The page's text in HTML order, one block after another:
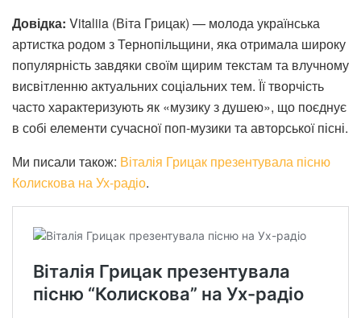
Довідка: Vitaliia (Віта Грицак) — молода українська
артистка родом з Тернопільщини, яка отримала широку
популярність завдяки своїм щирим текстам та влучному
висвітленню актуальних соціальних тем. Її творчість
часто характеризують як «музику з душею», що поєднує
в собі елементи сучасної поп-музики та авторської пісні.
Ми писали також: Віталія Грицак презентувала пісню
Колискова на Ух-радіо.